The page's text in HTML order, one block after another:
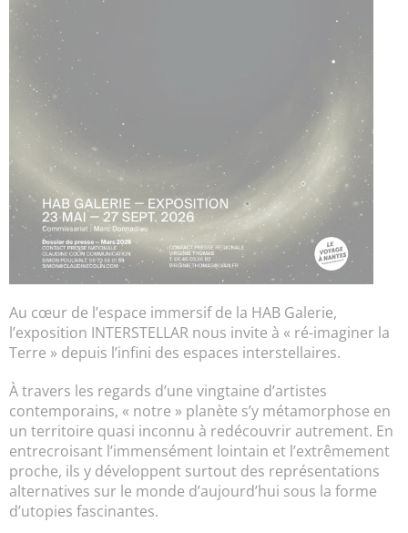
Au cœur de l’espace immersif de la HAB Galerie,
l’exposition INTERSTELLAR nous invite à « ré-imaginer la
Terre » depuis l’infini des espaces interstellaires.
À travers les regards d’une vingtaine d’artistes
contemporains, « notre » planète s’y métamorphose en
un territoire quasi inconnu à redécouvrir autrement. En
entrecroisant l’immensément lointain et l’extrêmement
proche, ils y développent surtout des représentations
alternatives sur le monde d’aujourd’hui sous la forme
d’utopies fascinantes.